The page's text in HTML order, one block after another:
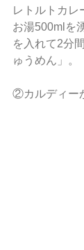
レトルトカレ
お湯500mlを
を入れて2分
ゅうめん」。
②カルディー